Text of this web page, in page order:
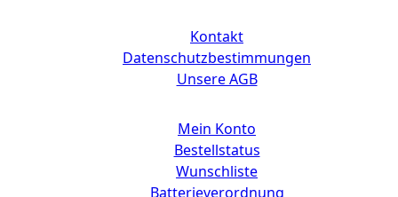
Kontakt
Datenschutzbestimmungen
Unsere AGB
Mein Konto
Bestellstatus
Wunschliste
Batterieverordnung